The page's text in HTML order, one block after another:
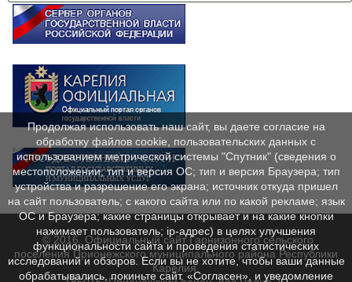
© 2016. Официальный сайт Гарнизонного сельского
поселения Прионежского муниципального района Республики
Карелия.
Продолжая использовать наш сайт, вы даете согласие на
обработку файлов cookie, пользовательских данных с
использованием метрической системы "Спутник" (сведения о
местоположении; тип и версия ОС; тип и версия Браузера; тип
устройства и разрешение его экрана; источник откуда пришел
на сайт пользователь; с какого сайта или по какой рекламе; язык
ОС и Браузера; какие страницы открывает и на какие кнопки
нажимает пользователь; ip-адрес) в целях улучшения
функциональности сайта и проведения статистических
исследований и обзоров. Если вы не хотите, чтобы ваши данные
обрабатывались, покиньте сайт. «Согласен», и уведомление